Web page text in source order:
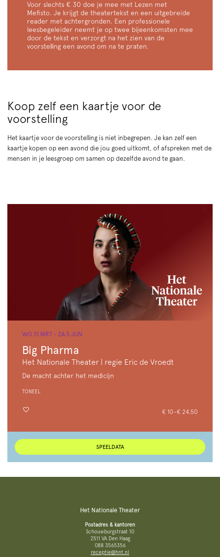
Voor slechts € 30 doe je mee met Lezen met
Mefisto. Je krijgt de theatertekst en een uitgebreide
reader met achtergronden. Een professionele
leesbegeleider neemt je op twee bijeenkomsten mee
door de tekst en verzorgt na het zien van de
voorstelling een avond om na te praten.
Koop zelf een kaartje voor de
voorstelling
Het kaartje voor de voorstelling is niet inbegrepen. Je kan zelf een
kaartje kopen op een avond die jou goed uitkomt, of afspreken met de
mensen in je leesgroep om samen op dezelfde avond te gaan.
Big Pharma
Het Nationale Theater | regie Eric de Vroedt
WO 31 MRT - ZA 5 JUN
De macht achter het medicijn
TONEEL
€ 10–€ 24,50
SPEELDATA
Het Nationale Theater
Postadres & kantoren
Schouwburgstraat 10
2511 VA Den Haag
088 3565356
receptie@hnt.nl